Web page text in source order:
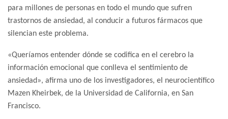
para millones de personas en todo el mundo que sufren
trastornos de ansiedad, al conducir a futuros fármacos que
silencian este problema.
«Queríamos entender dónde se codifica en el cerebro la
información emocional que conlleva el sentimiento de
ansiedad», afirma uno de los investigadores, el neurocientífico
Mazen Kheirbek, de la Universidad de California, en San
Francisco.